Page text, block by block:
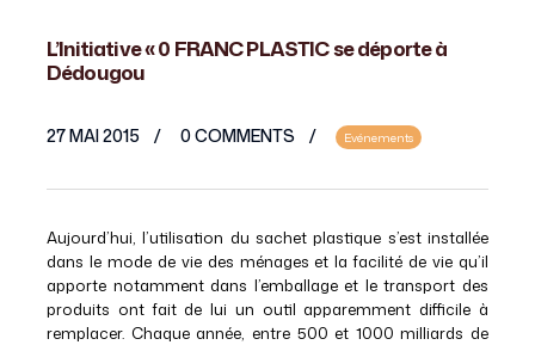
L’Initiative « 0 FRANC PLASTIC se déporte à
Dédougou
27 MAI 2015 0 COMMENTS Evénements
Aujourd’hui, l’utilisation du sachet plastique s’est installée
dans le mode de vie des ménages et la facilité de vie qu’il
apporte notamment dans l’emballage et le transport des
produits ont fait de lui un outil apparemment difficile à
remplacer. Chaque année, entre 500 et 1000 milliards de